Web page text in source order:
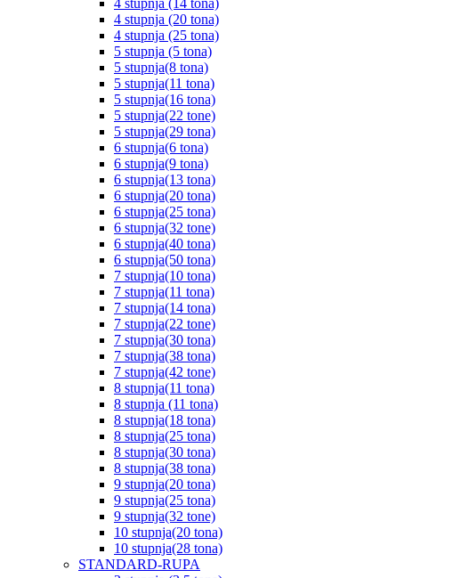
4 stupnja (14 tona)
4 stupnja (20 tona)
4 stupnja (25 tona)
5 stupnja (5 tona)
5 stupnja(8 tona)
5 stupnja(11 tona)
5 stupnja(16 tona)
5 stupnja(22 tone)
5 stupnja(29 tona)
6 stupnja(6 tona)
6 stupnja(9 tona)
6 stupnja(13 tona)
6 stupnja(20 tona)
6 stupnja(25 tona)
6 stupnja(32 tone)
6 stupnja(40 tona)
6 stupnja(50 tona)
7 stupnja(10 tona)
7 stupnja(11 tona)
7 stupnja(14 tona)
7 stupnja(22 tone)
7 stupnja(30 tona)
7 stupnja(38 tona)
7 stupnja(42 tone)
8 stupnja(11 tona)
8 stupnja (11 tona)
8 stupnja(18 tona)
8 stupnja(25 tona)
8 stupnja(30 tona)
8 stupnja(38 tona)
9 stupnja(20 tona)
9 stupnja(25 tona)
9 stupnja(32 tone)
10 stupnja(20 tona)
10 stupnja(28 tona)
STANDARD-RUPA